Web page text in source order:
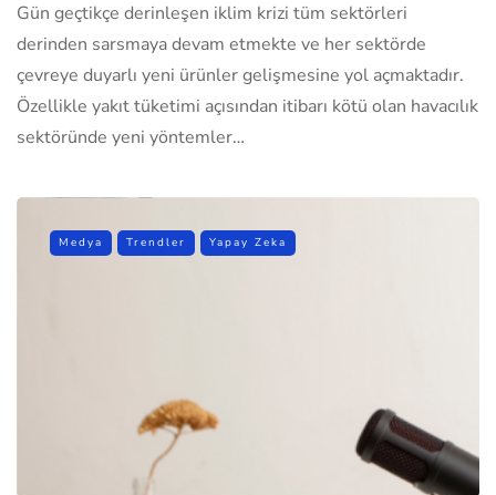
Gün geçtikçe derinleşen iklim krizi tüm sektörleri
derinden sarsmaya devam etmekte ve her sektörde
çevreye duyarlı yeni ürünler gelişmesine yol açmaktadır.
Özellikle yakıt tüketimi açısından itibarı kötü olan havacılık
sektöründe yeni yöntemler…
Medya Trendler Yapay Zeka